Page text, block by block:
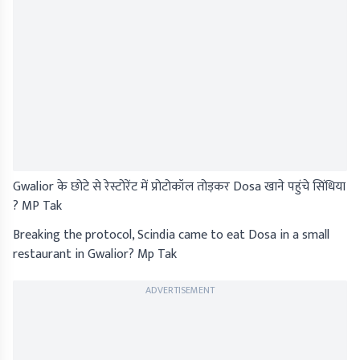
Gwalior के छोटे से रेस्टोरेंट में प्रोटोकॉल तोड़कर Dosa खाने पहुंचे सिंधिया
? MP Tak
Breaking the protocol, Scindia came to eat Dosa in a small
restaurant in Gwalior? Mp Tak
ADVERTISEMENT